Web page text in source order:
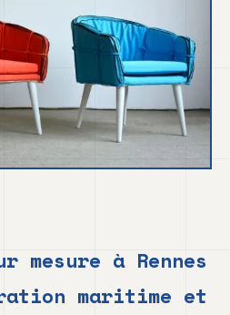
mesure à Rennes
maritime et